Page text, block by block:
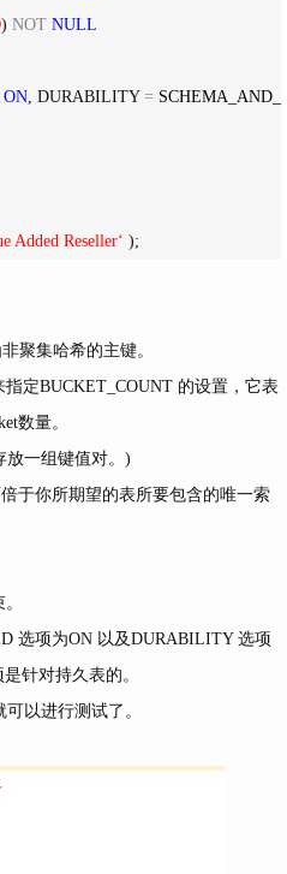
) NOT NULL
ON, DURABILITY = SCHEMA_AND_
Added Reseller‘ );
聚集哈希的主键。
定BUCKET_COUNT 的设置，它表
数量。
放一组键值对。)
于你所期望的表所要包含的唯一索
选项为ON 以及DURABILITY 选项
针对持久表的。
以进行测试了。